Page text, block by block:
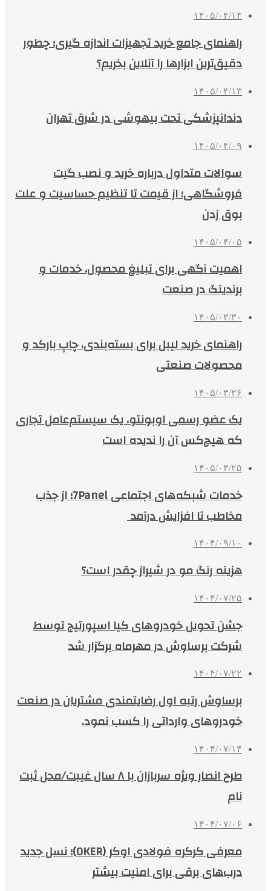
۱۴۰۵/۰۴/۱۴
راهنمای جامع خرید تجهیزات اندازه گیری؛ چطور
دقیق‌ترین ابزارها را آنلاین بخریم؟
۱۴۰۵/۰۴/۱۳
دندانپزشکی تحت بیهوشی در شرق تهران
۱۴۰۵/۰۴/۰۹
سوالات متداول درباره خرید و نصب گیت
فروشگاهی؛ از قیمت تا تنظیم حساسیت و علت
بوق زدن
۱۴۰۵/۰۴/۰۵
اهمیت آگهی برای تبلیغ محصول، خدمات و
برندینگ در صنعت
۱۴۰۵/۰۳/۳۰
راهنمای خرید لیبل برای بسته‌بندی، چاپ بارکد و
محصولات صنعتی
۱۴۰۵/۰۳/۲۶
یک عضو رسمی اوبونتو، یک سیستم‌عامل تجاری
که هیچ‌کس آن را ندیده است
۱۴۰۵/۰۳/۲۵
خدمات شبکه‌های اجتماعی 7Panel؛ از جذب
مخاطب تا افزایش درآمد
۱۴۰۴/۰۹/۱۰
هزینه رنگ مو در شیراز چقدر است؟
۱۴۰۴/۰۷/۲۵
جشن تحویل خودروهای کیا اسپورتیج توسط
شرکت برساوش در مهرماه برگزار شد
۱۴۰۴/۰۷/۲۲
برساوش رتبه اول رضایتمندی مشتریان در صنعت
خودروهای وارداتی را کسب نمود.
۱۴۰۴/۰۷/۱۴
طرح انصار ویژه سربازان با ۸ سال غیبت/محل ثبت
نام
۱۴۰۴/۰۷/۰۶
معرفی کرکره فولادی اوکر (OKER)؛ نسل جدید
درب‌های برقی برای امنیت بیشتر